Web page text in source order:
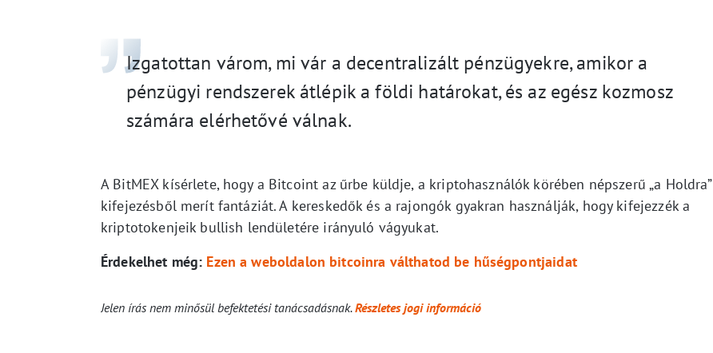
Izgatottan várom, mi vár a decentralizált pénzügyekre, amikor a
pénzügyi rendszerek átlépik a földi határokat, és az egész kozmosz
számára elérhetővé válnak.
A BitMEX kísérlete, hogy a Bitcoint az űrbe küldje, a kriptohasználók körében népszerű „a Holdra”
kifejezésből merít fantáziát. A kereskedők és a rajongók gyakran használják, hogy kifejezzék a
kriptotokenjeik bullish lendületére irányuló vágyukat.
Érdekelhet még: Ezen a weboldalon bitcoinra válthatod be hűségpontjaidat
Jelen írás nem minősül befektetési tanácsadásnak.Részletes jogi információ